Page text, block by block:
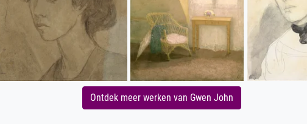
Ontdek meer werken van Gwen John